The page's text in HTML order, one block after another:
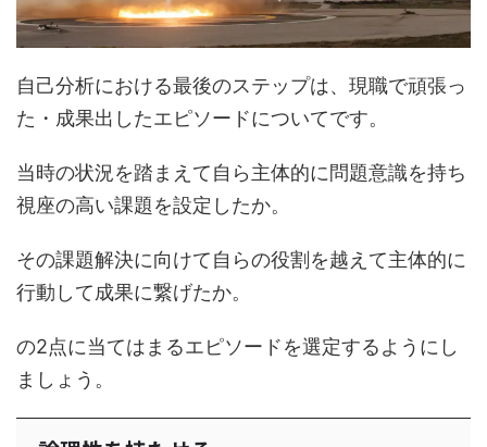
自己分析における最後のステップは、現職で頑張っ
た・成果出したエピソードについてです。
当時の状況を踏まえて自ら主体的に問題意識を持ち
視座の高い課題を設定したか。
その課題解決に向けて自らの役割を越えて主体的に
行動して成果に繋げたか。
の2点に当てはまるエピソードを選定するようにし
ましょう。